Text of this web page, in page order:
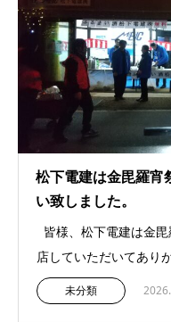
松下電建は金毘羅宵
い致しました。
皆様、松下電建は金
店していただいてあり
未分類